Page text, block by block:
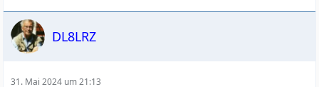
DL8LRZ
31. Mai 2024 um 21:13